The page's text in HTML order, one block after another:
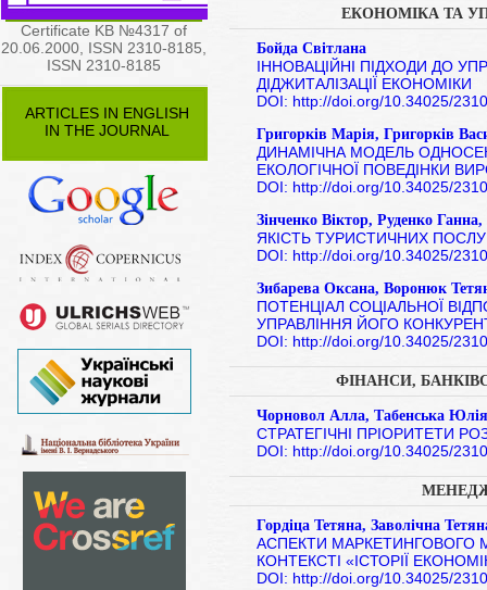
Certificate KB №4317 of
20.06.2000, ISSN 2310-8185,
ISSN 2310-8185
ARTICLES IN ENGLISH
IN THE JOURNAL
ЕКОНОМІКА ТА
Бойда Світлана
ІННОВАЦІЙНІ ПІДХОДИ ДО
ДІДЖИТАЛІЗАЦІЇ ЕКОНОМІКИ
DOI: http://doi.org/10.34025/
Григорків Марія, Григорків
ДИНАМІЧНА МОДЕЛЬ
ЕКОЛОГІЧНОЇ ПОВЕДІНКИ
DOI: http://doi.org/10.34025/
Зінченко Віктор, Руденко
ЯКІСТЬ ТУРИСТИЧНИХ
DOI: http://doi.org/10.34025/
Зибарева Оксана, Воронюк
ПОТЕНЦІАЛ СОЦІАЛЬНОЇ
УПРАВЛІННЯ ЙОГО
DOI: http://doi.org/10.34025/
ФІНАНСИ,
Чорновол Алла, Табенська Юлія
СТРАТЕГІЧНІ ПРІОРИТЕТИ
DOI: http://doi.org/10.34025/
Гордіца Тетяна, Заволічна
АСПЕКТИ МАРКЕТИНГОВОГО
КОНТЕКСТІ «ІСТОРІЇ
DOI: http://doi.org/10.34025/